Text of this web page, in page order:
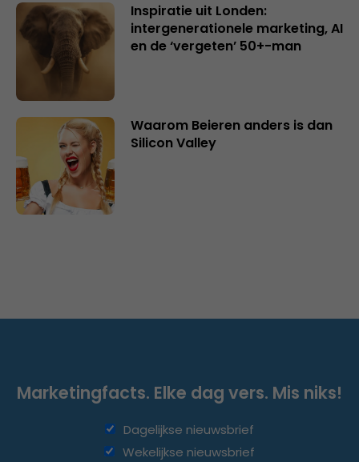
Inspiratie uit Londen:
intergenerationele marketing, AI
en de ‘vergeten’ 50+-man
Waarom Beieren anders is dan
Silicon Valley
Marketingfacts. Elke dag vers. Mis niks!
Dagelijkse nieuwsbrief
Wekelijkse nieuwsbrief